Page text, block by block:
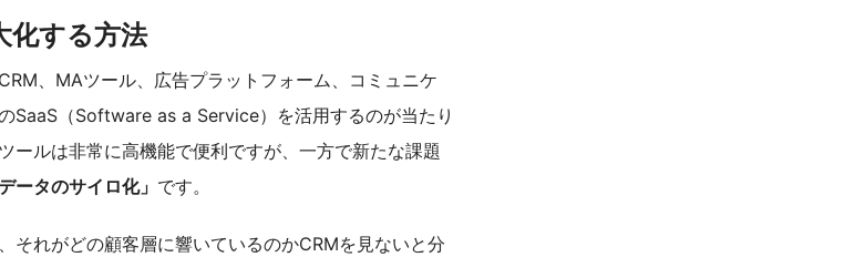
化する方法
、MAツール、広告プラットフォーム、コミュニケ
SaaS（Software as a Service）を活用するのが当たり
ールは非常に高機能で便利ですが、一方で新たな課題
データのサイロ化」 です。
それがどの顧客層に響いているのかCRMを見ないと分